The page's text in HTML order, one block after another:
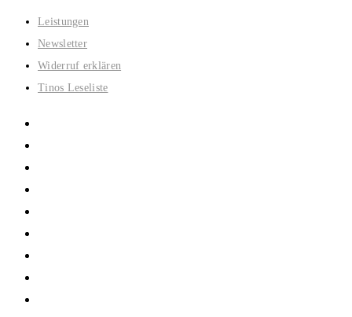
Zum
Inhalt
springen
Leistungen
Newsletter
Widerruf erklären
Tinos Leseliste